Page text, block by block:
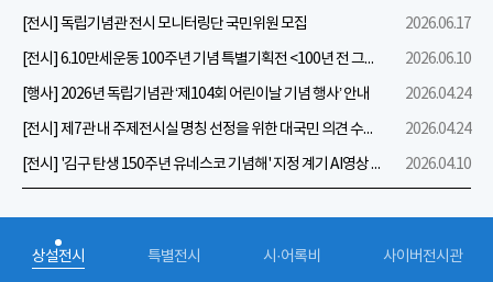
[전시] 독립기념관 전시 모니터링단 국민위원 모집
2026.06.17
[전시] 6.10만세운동 100주년 기념 특별기획전 <100년 전 그날을 보다: 6.10만세운동>
2026.06.10
[행사] 2026년 독립기념관 ‘제104회 어린이날 기념 행사’ 안내
2026.04.24
[전시] 제7관 내 주제전시실 명칭 선정을 위한 대국민 의견 수렴 실시
2026.04.24
[전시] '김구 탄생 150주년 유네스코 기념해' 지정 계기 AI영상 국민공모 개최 안내
2026.04.10
상설전시 특별전시 시·어록비 사이버전시관